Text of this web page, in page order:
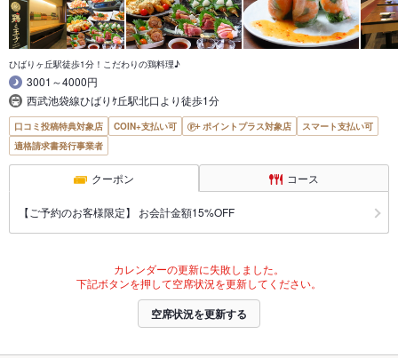
ひばりヶ丘駅徒歩1分！こだわりの鶏料理♪
3001～4000円
西武池袋線ひばりｹ丘駅北口より徒歩1分
口コミ投稿特典対象店 COIN+支払い可 ポイントプラス対象店
スマート支払い可
適格請求書発行事業者
クーポン コース
【ご予約のお客様限定】 お会計金額15%OFF
カレンダーの更新に失敗しました。
下記ボタンを押して空席状況を更新してください。
空席状況を更新する